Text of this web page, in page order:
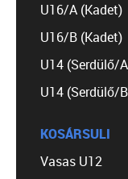
U16/A (Kadet)
U16/B (Kadet)
U14 (Serdülő/
U14 (Serdülő/
KOSÁRSULI
Vasas U12